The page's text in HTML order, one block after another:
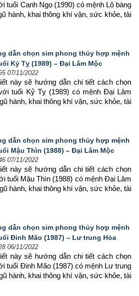
tuổi Canh Ngọ (1990) có mệnh Lộ bàng
hành, khai thông khí vận, sức khỏe, tài
dẫn chọn sim phong thủy hợp mệnh
Kỷ Tỵ (1989) – Đại Lâm Mộc
07/11/2022
này sẽ hướng dẫn chi tiết cách chọn
tuổi Kỷ Tỵ (1989) có mệnh Đại Lâm
hành, khai thông khí vận, sức khỏe, tài
dẫn chọn sim phong thủy hợp mệnh
Mậu Thìn (1988) – Đại Lâm Mộc
07/11/2022
này sẽ hướng dẫn chi tiết cách chọn
tuổi Mậu Thìn (1988) có mệnh Đại Lâm
hành, khai thông khí vận, sức khỏe, tài
dẫn chọn sim phong thủy hợp mệnh
Đinh Mão (1987) – Lư trung Hỏa
06/11/2022
này sẽ hướng dẫn chi tiết cách chọn
tuổi Đinh Mão (1987) có mệnh Lư trung
hành, khai thông khí vận, sức khỏe, tài